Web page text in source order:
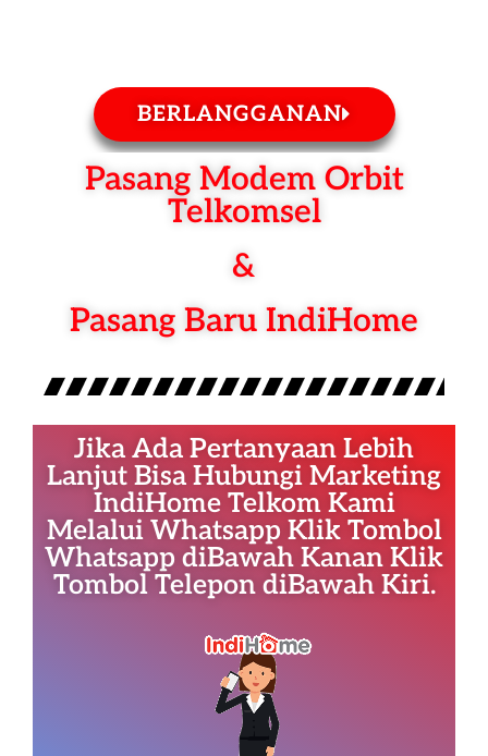
BERLANGGANAN
Pasang Modem Orbit
Telkomsel
&
Pasang Baru IndiHome
Jika Ada Pertanyaan Lebih
Lanjut Bisa Hubungi Marketing
IndiHome Telkom Kami
Melalui Whatsapp Klik Tombol
Whatsapp diBawah Kanan Klik
Tombol Telepon diBawah Kiri.